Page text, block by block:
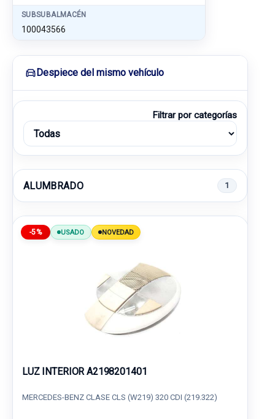
SUBSUBALMACÉN
100043566
Despiece del mismo vehículo
Filtrar por categorías
ALUMBRADO 1
-5% USADO NOVEDAD
LUZ INTERIOR A2198201401
MERCEDES-BENZ CLASE CLS (W219) 320 CDI (219.322)